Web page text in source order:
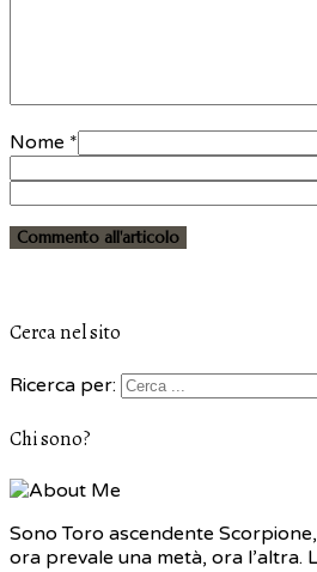
Nome *
Cerca nel sito
Ricerca per:
Chi sono?
Sono Toro ascendente
ora prevale una metà, ora l’altra.